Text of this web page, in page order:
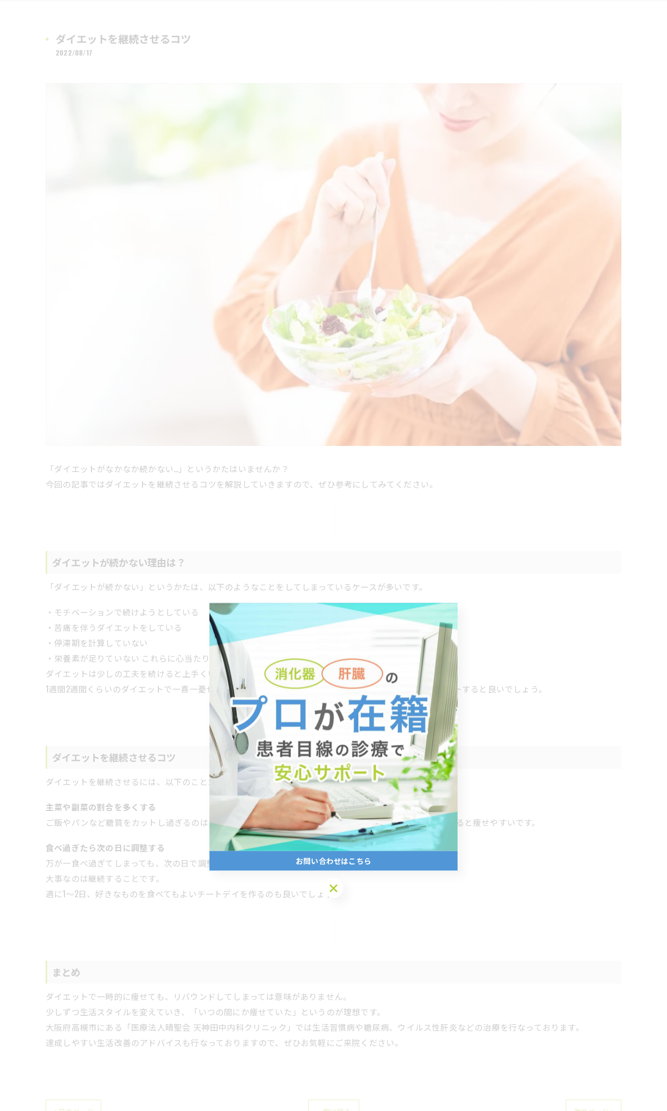
ダイエットを継続させるコツ
2022/08/17
「ダイエットがなかなか続かない…」というかたはいませんか？
今回の記事ではダイエットを継続させるコツを解説していきますので、ぜひ参考にしてみてください。
ダイエットが続かない理由は？
「ダイエットが続かない」というかたは、以下のようなことをしてしまっているケースが多いです。
・モチベーションで続けようとしている
・苦痛を伴うダイエットをしている
・停滞期を計算していない
・栄養素が足りていない これらに心当たりはありませんか？
ダイエットは少しの工夫を続けると上手くいきやすいです。
1週間2週間くらいのダイエットで一喜一憂せず、「長期的に生活習慣を変える」くらいの気持ちでダイエットすると良いでしょう。
ダイエットを継続させるコツ
ダイエットを継続させるには、以下のことが大切です。
主菜や副菜の割合を多くする
ご飯やパンなど糖質をカットし過ぎるのは良くありませんが、肉や魚、野菜、きのこ類などの割合を多くすると痩せやすいです。
食べ過ぎたら次の日に調整する
万が一食べ過ぎてしまっても、次の日で調整すれば大丈夫。
大事なのは継続することです。
週に1〜2日、好きなものを食べてもよいチートデイを作るのも良いでしょう。
まとめ
ダイエットで一時的に痩せても、リバウンドしてしまっては意味がありません。
少しずつ生活スタイルを変えていき、「いつの間にか痩せていた」というのが理想です。
大阪府高槻市にある「医療法人晴聖会 天神田中内科クリニック」では生活習慣病や糖尿病、ウイルス性肝炎などの治療を行なっております。
達成しやすい生活改善のアドバイスも行なっておりますので、ぜひお気軽にご来院ください。
お問い合わせはこちら
お問い合わせはこちら